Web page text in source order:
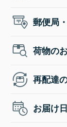
郵便局
荷物の
再配達
お届け